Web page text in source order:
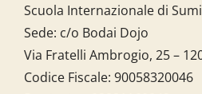
Scuola Internazionale di
Sede: c/o Bodai Dojo
Via Fratelli Ambrogio, 25 –
Codice Fiscale: 90058320046